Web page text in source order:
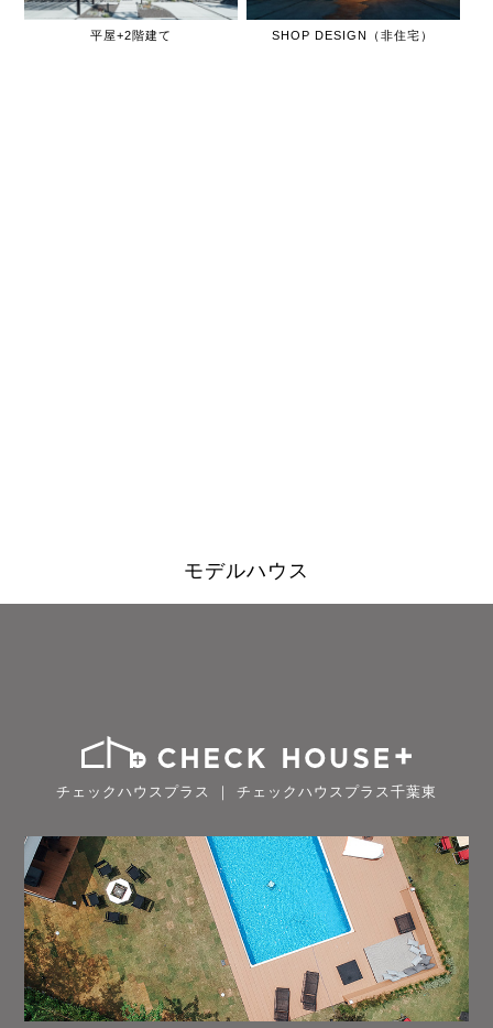
平屋+2階建て SHOP DESIGN（非住宅）
モデルハウス
チェックハウスプラス ｜ チェックハウスプラス千葉東